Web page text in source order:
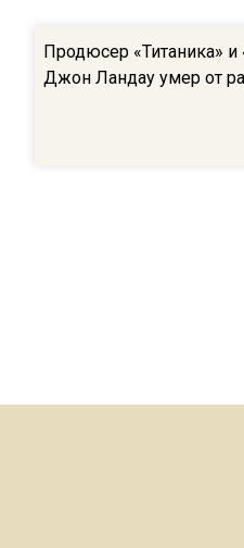
Продюсер «Титаника» и
Джон Ландау умер от